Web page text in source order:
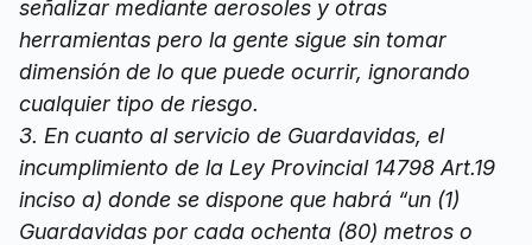
señalizar mediante aerosoles y otras
herramientas pero la gente sigue sin tomar
dimensión de lo que puede ocurrir, ignorando
cualquier tipo de riesgo.
3. En cuanto al servicio de Guardavidas, el
incumplimiento de la Ley Provincial 14798 Art.19
inciso a) donde se dispone que habrá “un (1)
Guardavidas por cada ochenta (80) metros o